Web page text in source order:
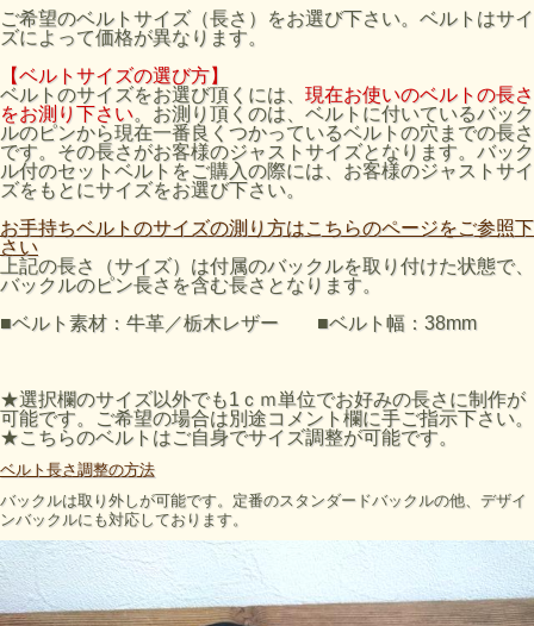
ご希望のベルトサイズ（長さ）をお選び下さい。ベルトはサイ
ズによって価格が異なります。
【ベルトサイズの選び方】
ベルトのサイズをお選び頂くには、 現在お使いのベルトの長さ
をお測り下さい。お測り頂くのは、ベルトに付いているバック
ルのピンから現在一番良くつかっているベルトの穴までの長さ
です。その長さがお客様のジャストサイズとなります。バック
ル付のセットベルトをご購入の際には、お客様のジャストサイ
ズをもとにサイズをお選び下さい。
お手持ちベルトのサイズの測り方はこちらのページをご参照下
さい
上記の長さ（サイズ）は付属のバックルを取り付けた状態で、
バックルのピン長さを含む長さとなります。
■ベルト素材：牛革／栃木レザー ■ベルト幅：38mm
★選択欄のサイズ以外でも1ｃｍ単位でお好みの長さに制作が
可能です。ご希望の場合は別途コメント欄に手ご指示下さい。
★こちらのベルトはご自身でサイズ調整が可能です。
ベルト長さ調整の方法
バックルは取り外しが可能です。定番のスタンダードバックルの他、デザイ
ンバックルにも対応しております。